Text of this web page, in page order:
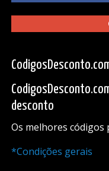
desconto
Os melhores
*Condições gerais